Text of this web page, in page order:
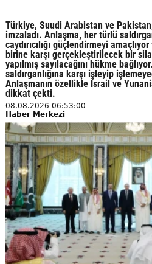
Türkiye, Suudi Arabistan ve
imzaladı. Anlaşma, her türlü
caydırıcılığı güçlendirmeyi
birine karşı gerçekleştirilecek bir
yapılmış sayılacağını hükme
saldırganlığına karşı işleyip
Anlaşmanın özellikle İsrail ve
dikkat çekti.
08.08.2026 06:53:00
Haber Merkezi